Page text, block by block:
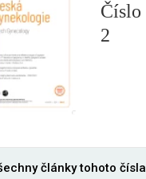
Číslo
2
články tohoto čísla